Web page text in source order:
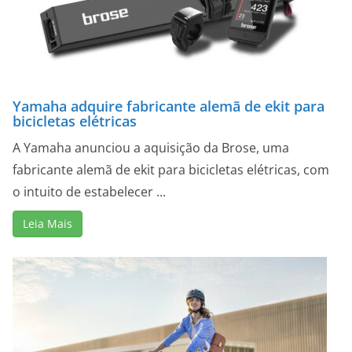
Yamaha adquire fabricante alemã de ekit para
bicicletas elétricas
A Yamaha anunciou a aquisição da Brose, uma
fabricante alemã de ekit para bicicletas elétricas, com
o intuito de estabelecer ...
Leia Mais